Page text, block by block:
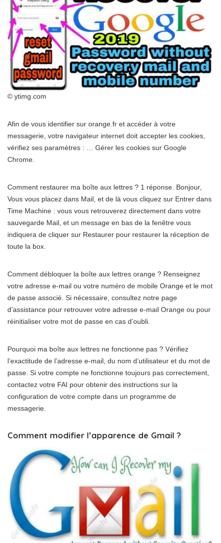
© ytimg.com
Afin de vous identifier sur orange.fr et accéder à votre
messagerie, votre navigateur internet doit accepter les cookies,
vérifiez ses paramètres : … Gérer les cookies sur Google
Chrome.
Comment restaurer ma boîte aux lettres ? 1 réponse. Bonjour,
Vous vous placez dans Mail, et de là vous cliquez sur Entrer dans
Time Machine : vous vous retrouverez directement dans votre
sauvegarde Mail, et un message en bas de la fenêtre vous
indiquera de cliquer sur Restaurer pour restaurer la réception de
toute la box.
Comment débloquer la boîte aux lettres orange ? Renseignez
votre adresse e-mail ou votre numéro de mobile Orange et le mot
de passe associé. Si nécessaire, consultez notre page
d’assistance pour retrouver votre adresse e-mail Orange ou pour
réinitialiser votre mot de passe en cas d’oubli.
Pourquoi ma boîte aux lettres ne fonctionne pas ? Vérifiez
l’exactitude de l’adresse e-mail, du nom d’utilisateur et du mot de
passe. Si votre compte ne fonctionne toujours pas correctement,
contactez votre FAI pour obtenir des instructions sur la
configuration de votre compte dans un programme de
messagerie.
Comment modifier l’apparence de Gmail ?